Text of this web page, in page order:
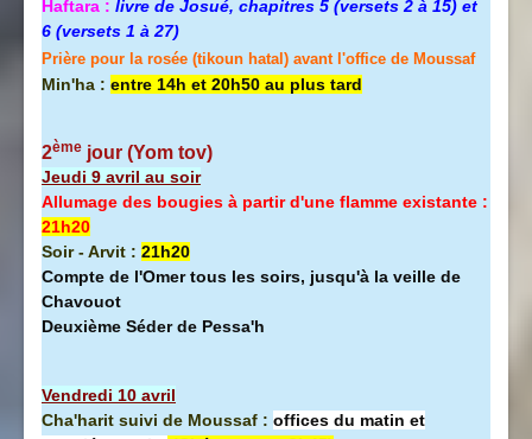
Haftara : livre de Josué, chapitres 5 (versets 2 à 15) et
6 (versets 1 à 27)
Prière pour la rosée (tikoun hatal) avant l'office de Moussaf
Min'ha : entre 14h et 20h50 au plus tard
2ème jour (Yom tov)
Jeudi 9 avril au soir
Allumage des bougies à partir d'une flamme existante :
21h20
Soir - Arvit : 21h20
Compte de l'Omer tous les soirs, jusqu'à la veille de
Chavouot
Deuxième Séder de Pessa'h
Vendredi 10 avril
Cha'harit suivi de Moussaf : offices du matin et